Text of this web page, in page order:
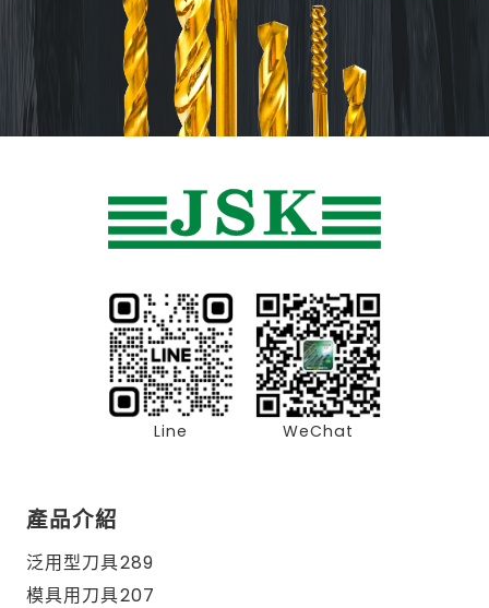
Line WeChat
產品介紹
泛用型刀具289
模具用刀具207